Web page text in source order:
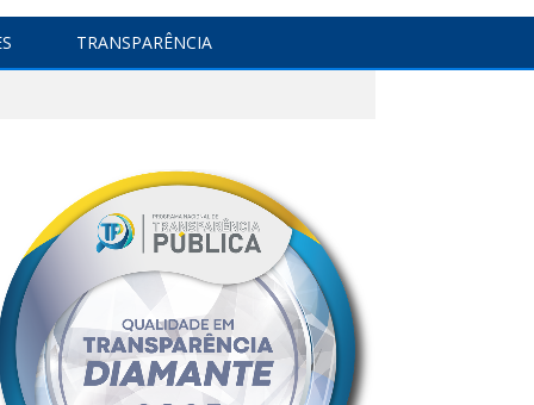
TRANSPARÊNCIA